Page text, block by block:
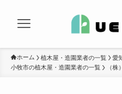
ホーム 植木屋・造園業者の一覧
愛
小牧市の植木屋・造園業者の一覧
（株